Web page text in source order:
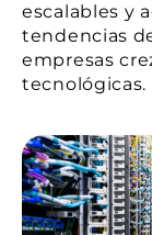
escalables y
tendencias
empresas
tecnológicas.